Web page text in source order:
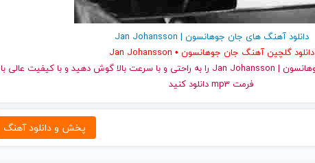
دانلود آهنگ های جان جوهانسون | Jan Johansson
دانلود گلچین آهنگ جان جوهانسون • Jan Johansson
و قدیمی جان جوهانسون | Jan Johansson را به راحتی و با سرعت بالا گوش دهید و با کیفیت عالی با
فرمت mp3 دانلود کنید
پخش و دانلود آهنگ